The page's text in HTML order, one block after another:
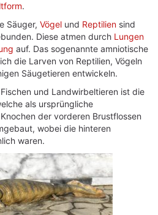
.
Säuger, Vögel und Reptilien sind
Diese atmen durch Lungen
auf. Das sogenannte amniotische
die Larven von Reptilien, Vögeln
Säugetieren entwickeln.
und Landwirbeltieren ist die
als ursprüngliche
der vorderen Brustflossen
wobei die hinteren
waren.